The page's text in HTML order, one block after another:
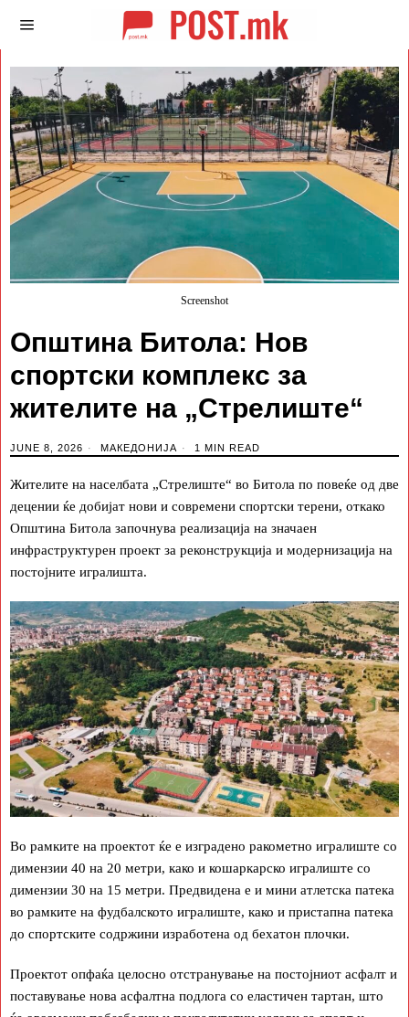
Screenshot
Општина Битола: Нов
спортски комплекс за
жителите на „Стрелиште“
JUNE 8, 2026 МАКЕДОНИЈА 1 MIN READ
Жителите на населбата „Стрелиште“ во Битола по повеќе од две
децении ќе добијат нови и современи спортски терени, откако
Општина Битола започнува реализација на значаен
инфраструктурен проект за реконструкција и модернизација на
постојните игралишта.
Во рамките на проектот ќе е изградено ракометно игралиште со
димензии 40 на 20 метри, како и кошаркарско игралиште со
димензии 30 на 15 метри. Предвидена е и мини атлетска патека
во рамките на фудбалското игралиште, како и пристапна патека
до спортските содржини изработена од бехатон плочки.
Проектот опфаќа целосно отстранување на постојниот асфалт и
поставување нова асфалтна подлога со еластичен тартан, што